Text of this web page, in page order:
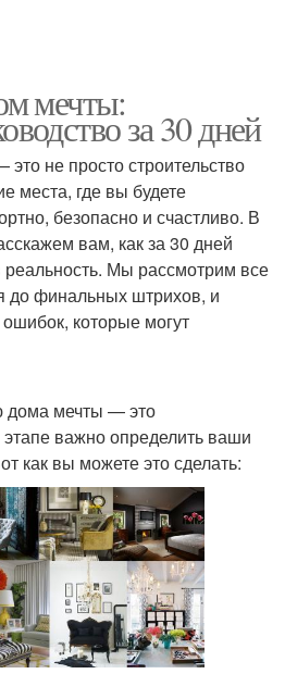
мечты:
за 30 дней
не просто строительство
места, где вы будете
безопасно и счастливо. В
вам, как за 30 дней
реальность. Мы рассмотрим все
до финальных штрихов, и
которые могут
дома мечты — это
важно определить ваши
как вы можете это сделать: